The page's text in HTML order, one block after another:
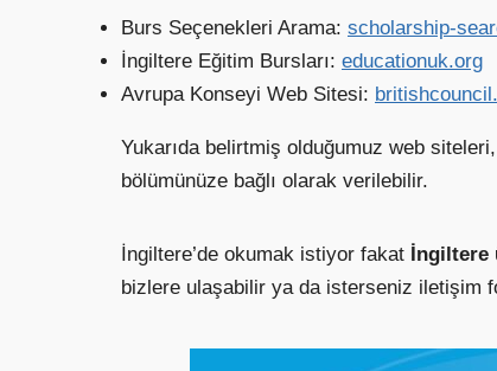
Burs Seçenekleri Arama: scholarship-
İngiltere Eğitim Bursları: educationuk.org
Avrupa Konseyi Web Sitesi:
Yukarıda belirtmiş olduğumuz web
bölümünüze bağlı olarak verilebilir.
İngiltere’de okumak istiyor fakat İngiltere
bizlere ulaşabilir ya da isterseniz iletişim